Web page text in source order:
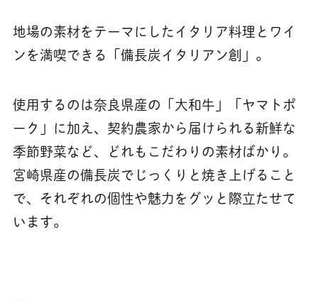
地場の素材をテーマにしたイタリア料理とワイ
ンを満喫できる「備長炭イタリアン創」。
使用するのは奈良県産の「大和牛」「ヤマトポ
ーク」に加え、契約農家から届けられる新鮮な
季節野菜など、どれもこだわりの素材ばかり。
宮崎県産の備長炭でじっくりと焼き上げること
で、それぞれの個性や魅力をグッと際立たせて
います。